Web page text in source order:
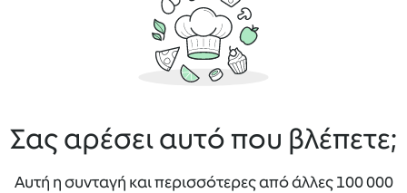
Σας αρέσει αυτό που βλέπετε;
Αυτή η συνταγή και περισσότερες από άλλες 100 000